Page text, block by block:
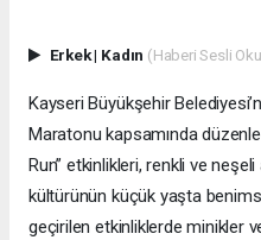
Erkek| Kadın (Haberi Sesli
Kayseri Büyükşehir
Maratonu kapsamında
Run” etkinlikleri, renkli ve
kültürünün küçük yaşta
geçirilen etkinliklerde minikler